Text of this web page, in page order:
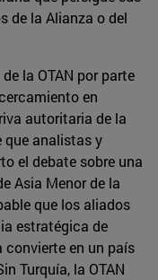
de la Alianza o del
la OTAN por parte
en
autoritaria de la
que analistas y
el debate sobre una
Asia Menor de la
que los aliados
estratégica de
en un país
Turquía, la OTAN